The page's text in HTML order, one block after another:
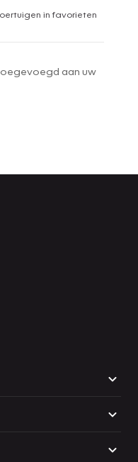
en in favorieten
aan uw